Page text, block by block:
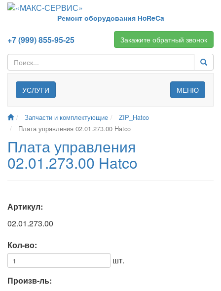
Ремонт оборудования HoReCa
+7 (999) 855-95-25 Закажите обратный звонок
УСЛУГИ МЕНЮ
Запчасти и комплектующие
ZIP_Hatco
Плата управления 02.01.273.00 Hatco
Плата управления
02.01.273.00 Hatco
Артикул:
02.01.273.00
Кол-во:
шт.
Произв-ль: